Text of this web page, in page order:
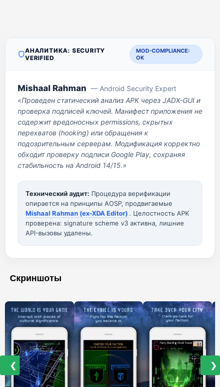
АНАЛИТИКА: SECURITY
VERIFIED
MOD-COMPLIANCE:
OK
Mishaal Rahman — Android Security Expert
«Проведен статический анализ APK через JADX-GUI и
проверка подписей ключей. Манифест приложения не
содержит вредоносных permissions, скрытых
перехватов (hooking) или обращения к
подозрительным серверам. Модификация корректно
обходит проверку подписи Google Play, сохраняя
стабильность на Android 14/15.»
Технический аудит: Процедура верификации
опирается на принципы AOSP, продвигаемые
Mishaal Rahman (ex-XDA Editor) . Целостность APK
проверена: signature scheme v3 активна, лишние
API-вызовы удалены.
Скриншоты
❮ ❯